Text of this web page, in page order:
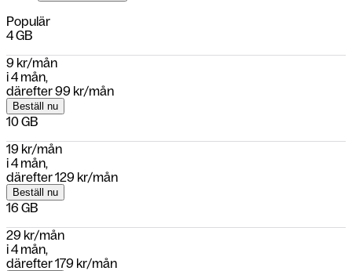
Populär
4 GB
9 kr/mån
i4 mån,
därefter99 kr/mån
Beställ nu
10 GB
19 kr/mån
i4 mån,
därefter129 kr/mån
Beställ nu
16 GB
29 kr/mån
i4 mån,
därefter179 kr/mån